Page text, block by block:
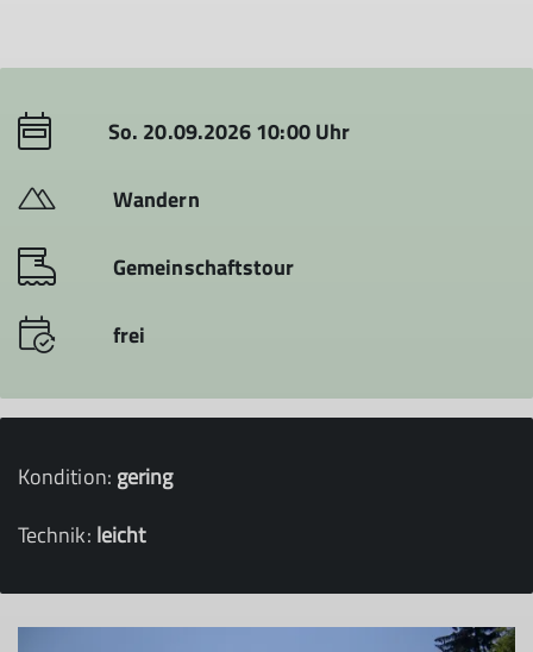
So. 20.09.2026 10:00 Uhr
Wandern
Gemeinschaftstour
frei
Kondition: gering
Technik: leicht